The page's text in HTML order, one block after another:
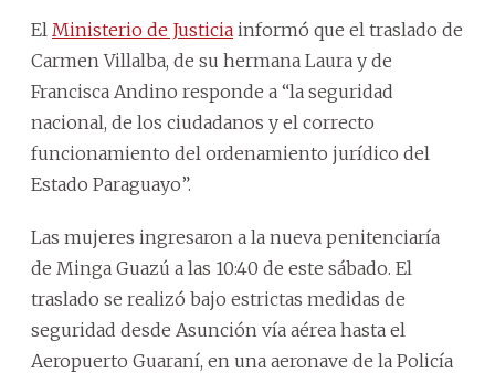
El Ministerio de Justicia informó que el traslado de
Carmen Villalba, de su hermana Laura y de
Francisca Andino responde a “la seguridad
nacional, de los ciudadanos y el correcto
funcionamiento del ordenamiento jurídico del
Estado Paraguayo”.
Las mujeres ingresaron a la nueva penitenciaría
de Minga Guazú a las 10:40 de este sábado. El
traslado se realizó bajo estrictas medidas de
seguridad desde Asunción vía aérea hasta el
Aeropuerto Guaraní, en una aeronave de la Policía